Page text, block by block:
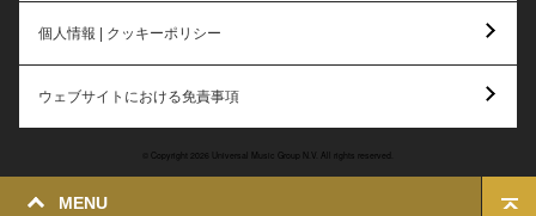
MENU
個人情報 | クッキーポリシー
ウェブサイトにおける免責事項
© Copyright 2026 Universal Music Group N.V. All rights reserved.